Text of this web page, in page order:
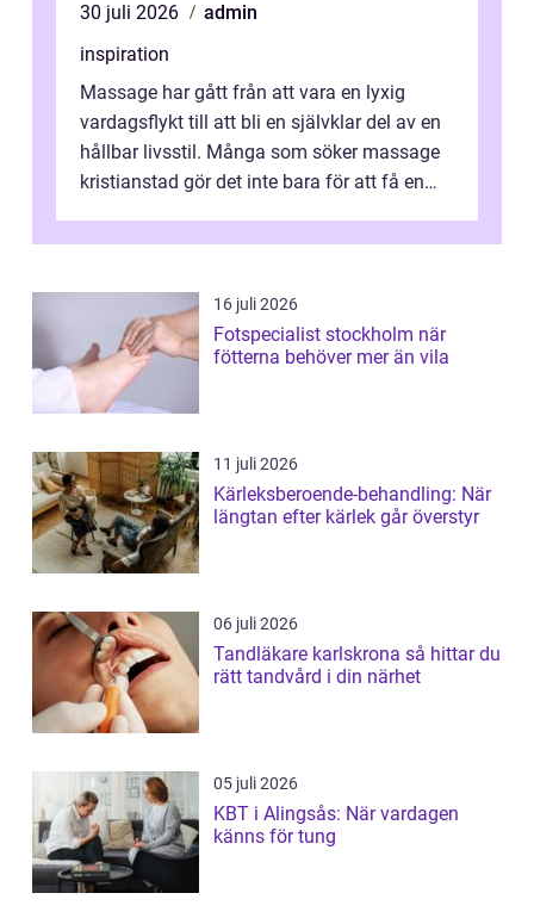
30 juli 2026
admin
inspiration
Massage har gått från att vara en lyxig
vardagsflykt till att bli en självklar del av en
hållbar livsstil. Många som söker massage
kristianstad gör det inte bara för att få en
16 juli 2026
Fotspecialist stockholm när
fötterna behöver mer än vila
11 juli 2026
Kärleksberoende-behandling: När
längtan efter kärlek går överstyr
06 juli 2026
Tandläkare karlskrona så hittar du
rätt tandvård i din närhet
05 juli 2026
KBT i Alingsås: När vardagen
känns för tung